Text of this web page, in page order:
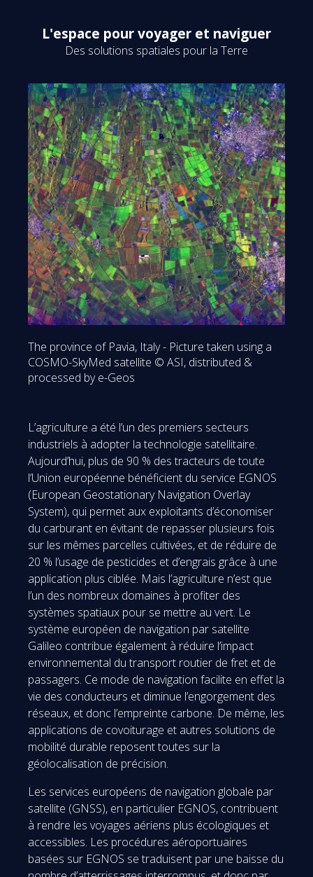
L'espace pour voyager et naviguer
Des solutions spatiales pour la Terre
The province of Pavia, Italy - Picture taken using a
COSMO-SkyMed satellite © ASI, distributed &
processed by e-Geos
L’agriculture a été l’un des premiers secteurs
industriels à adopter la technologie satellitaire.
Aujourd’hui, plus de 90 % des tracteurs de toute
l’Union européenne bénéficient du service EGNOS
(European Geostationary Navigation Overlay
System), qui permet aux exploitants d’économiser
du carburant en évitant de repasser plusieurs fois
sur les mêmes parcelles cultivées, et de réduire de
20 % l’usage de pesticides et d’engrais grâce à une
application plus ciblée. Mais l’agriculture n’est que
l’un des nombreux domaines à profiter des
systèmes spatiaux pour se mettre au vert. Le
système européen de navigation par satellite
Galileo contribue également à réduire l’impact
environnemental du transport routier de fret et de
passagers. Ce mode de navigation facilite en effet la
vie des conducteurs et diminue l’engorgement des
réseaux, et donc l’empreinte carbone. De même, les
applications de covoiturage et autres solutions de
mobilité durable reposent toutes sur la
géolocalisation de précision.
Les services européens de navigation globale par
satellite (GNSS), en particulier EGNOS, contribuent
à rendre les voyages aériens plus écologiques et
accessibles. Les procédures aéroportuaires
basées sur EGNOS se traduisent par une baisse du